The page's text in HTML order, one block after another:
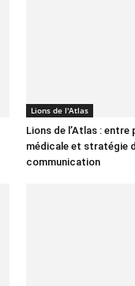
Lions de l'Atlas
Lions de l’Atlas : entre
médicale et stratégie
communication